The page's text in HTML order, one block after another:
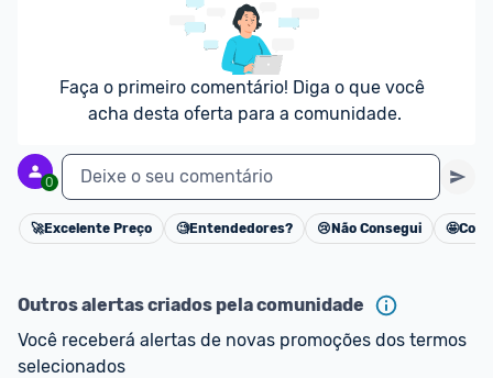
Faça o primeiro comentário! Diga o que você
acha desta oferta para a comunidade.
0 Deixe o seu comentário
Cancelar
🚀Excelente Preço 🧐Entendedores? 😢 Não Consegui 🤩
Outros alertas criados pela comunidade
Você receberá alertas de novas promoções dos termos
selecionados